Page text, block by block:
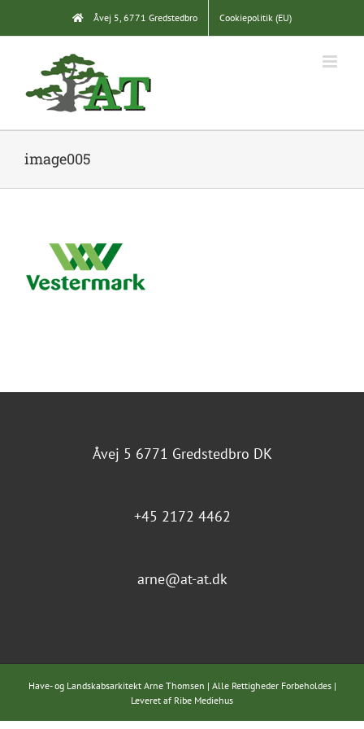
content
Åvej 5, 6771 Gredstedbro Cookiepolitik (EU)
image005
Åvej 5 6771 Gredstedbro DK
+45 2172 4462
arne@at-at.dk
Have- og Landskabsarkitekt Arne Thomsen | Alle Rettigheder Forbeholdes |
Leveret af Ribe Mediehus